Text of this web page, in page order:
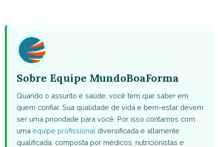
Sobre Equipe MundoBoaForma
Quando o assunto é saúde, você tem que saber em
quem confiar. Sua qualidade de vida e bem-estar devem
ser uma prioridade para você. Por isso contamos com
uma equipe profissional diversificada e altamente
qualificada, composta por médicos, nutricionistas e